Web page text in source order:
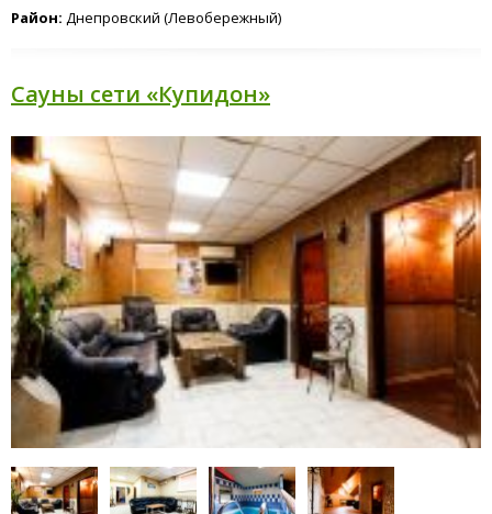
Район: Днепровский (Левобережный)
Сауны сети «Купидон»